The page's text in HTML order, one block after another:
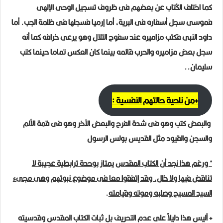
كما اختلف الكُتاب عن بعضهم فى ظروف تسجيل الوحى الإلهى
فموسى سجل أسفاره فى البرية، أما إرميا فسجلها فى ظلمة الجب. أما
داود النبى فكتب مزاميره عند سفوح التلال وهو يرعى خرافه كما أنه
سجل بعض مزاميره والحرب قائمه بينما كان العكس تماما حينما كتب
سليمان..
+من ناحية حالتهم النفسية :
والبعض كتب وهو فى شدة الفرح والبعض الآخر وهو فى قمة الألم
والسجن والقيود مثل القديس بولس الرسول
* ورغم هذا نجد أن الكتاب المقدس يمتاز بوحدة ترابطية عجيبة لا
تناقض فيها ولا خلل. وقد إتفقوا معا فى موضوع نبوتهم وهى مجىء
السيد المسيح وصلبه وموته وقيامته.
+ أليس هذا دليلاً على عدم التحريف بل ثبات الكتاب المقدس وقدسيته